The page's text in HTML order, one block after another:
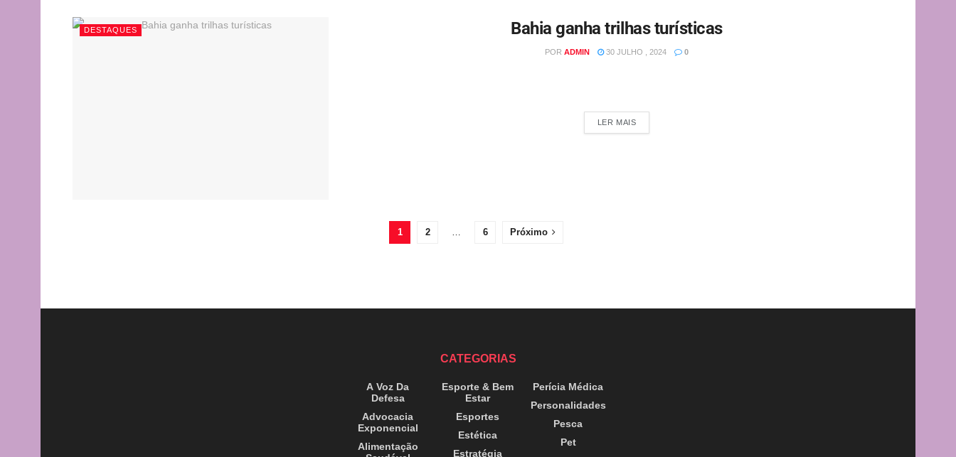
DESTAQUES Bahia ganha trilhas turísticas
POR ADMIN 30 JULHO , 2024 0
LER MAIS
1 2 6 Próximo
CATEGORIAS
A Voz Da
Defesa
Advocacia
Exponencial
Alimentação
Esporte & Bem
Estar
Esportes
Estética
Estratégia
Perícia Médica
Personalidades
Pesca
Pet